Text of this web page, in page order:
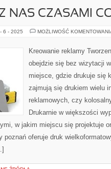
NAS CZASAMI
6 - 2025 MOŻLIWOŚĆ
Kreowanie reklamy
obejdzie się bez wizytacji
miejsce, gdzie drukuje się
zajmują się drukiem wielu
reklamowych, czy
Drukarnie w większości
w jakim miejscu się projektuje
poznań oferuje druk